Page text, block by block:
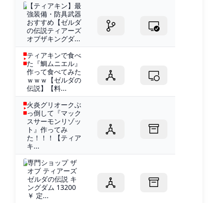
【ティアキン】最
強装備・防具武器
おすすめ【ゼルダ
の伝説ティアーズ
オブザキングダ...
ティアキンで食べ
た『鯛ムニエル』
作って食べてみた
ｗｗｗ【ゼルダの
伝説】【料...
火炎グリオークぶ
っ倒して『マック
スサーモンリゾッ
ト』作ってみ
た！！！【ティア
キ...
専門ショップ ザ
オブ ティアーズ
ゼルダの伝説 キ
ングダム 13200
￥ 定...